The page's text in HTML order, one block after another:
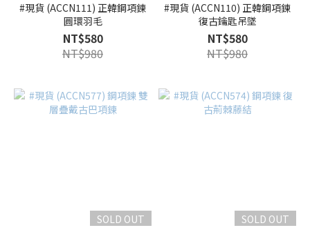
#現貨 (ACCN111) 正韓鋼項鍊
圓環羽毛
NT$580
NT$980
#現貨 (ACCN110) 正韓鋼項鍊
復古鑰匙吊墜
NT$580
NT$980
SOLD OUT
SOLD OUT